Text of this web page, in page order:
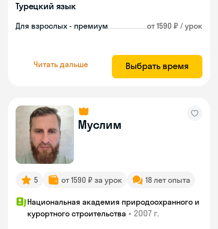
Турецкий язык
Для взрослых - премиум от 1590 ₽ / урок
Читать дальше Выбрать время
Муслим
5 от 1590 ₽ за урок 18 лет опыта
Национальная академия природоохранного и
курортного строительства • 2007 г.